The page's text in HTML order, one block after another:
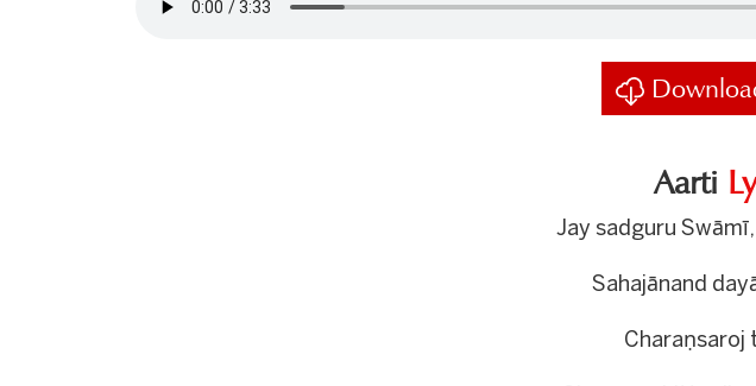
Aarti
Jay sadguru
Sahajānand
Charaṇsaroj